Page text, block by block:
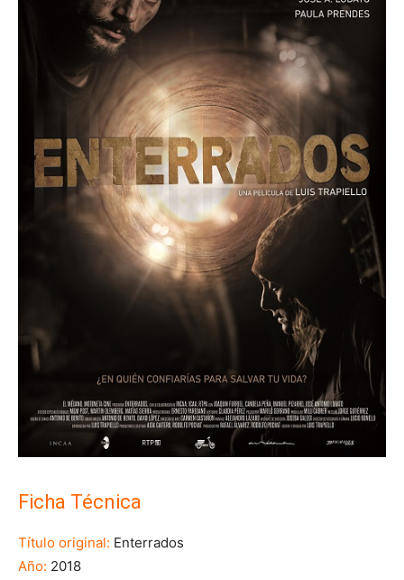
Ficha Técnica
Título original: Enterrados
Año: 2018